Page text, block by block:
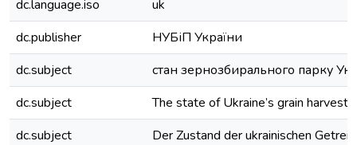
dc.language.iso
uk
dc.publisher
НУБіП України
dc.subject
стан зернозбирального парку
dc.subject
The state of Ukraine’s grain
dc.subject
Der Zustand der ukrainischen